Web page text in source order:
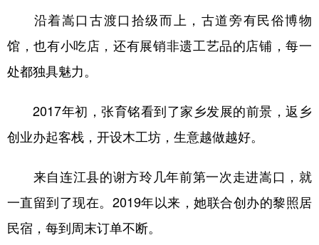
沿着嵩口古渡口拾级而上，古道旁有民俗博物
馆，也有小吃店，还有展销非遗工艺品的店铺，每一
处都独具魅力。
2017年初，张育铭看到了家乡发展的前景，返乡
创业办起客栈，开设木工坊，生意越做越好。
来自连江县的谢方玲几年前第一次走进嵩口，就
一直留到了现在。2019年以来，她联合创办的黎照居
民宿，每到周末订单不断。